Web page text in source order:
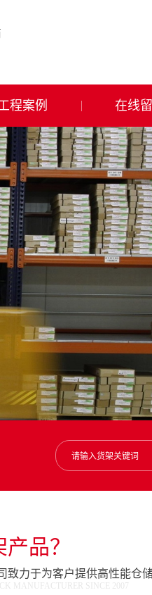
程案例 在线
品？
力于为客户提供高性能仓
MANUFACTURER SINCE 2007